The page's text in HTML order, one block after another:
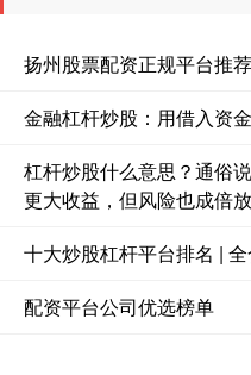
扬州股票配资正规平台推荐
金融杠杆炒股：用借入资
杠杆炒股什么意思？通俗
更大收益，但风险也成倍放
十大炒股杠杆平台排名 |
配资平台公司优选榜单